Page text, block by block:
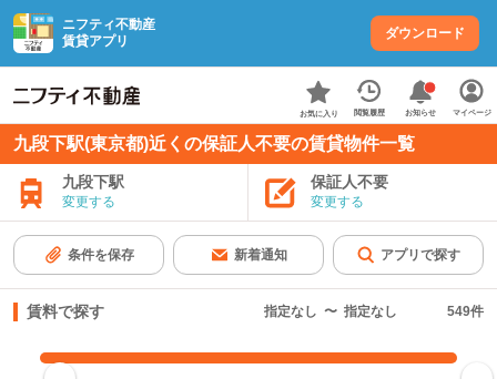
ニフティ不動産
賃貸アプリ
ダウンロード
お気に入り 閲覧履歴 お知らせ マイページ
九段下駅(東京都)近くの保証人不要の賃貸物件一覧
九段下駅
変更する
保証人不要
変更する
条件を保存 新着通知 アプリで探す
賃料で探す 指定なし 〜 指定なし 549件